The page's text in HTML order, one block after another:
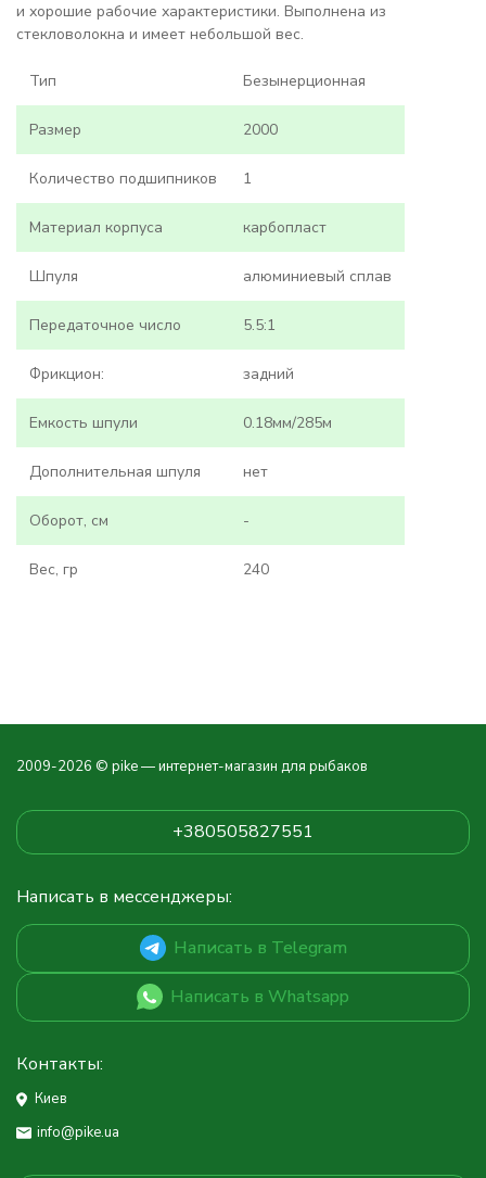
и хорошие рабочие характеристики. Выполнена из
стекловолокна и имеет небольшой вес.
Тип Безынерционная
Размер 2000
Количество подшипников 1
Материал корпуса карбопласт
Шпуля алюминиевый сплав
Передаточное число 5.5:1
Фрикцион: задний
Емкость шпули 0.18мм/285м
Дополнительная шпуля нет
Оборот, см -
Вес, гр 240
2009-2026 © pike — интернет-магазин для рыбаков
+380505827551
Написать в мессенджеры:
Написать в Telegram
Написать в Whatsapp
Контакты:
Киев
info@pike.ua